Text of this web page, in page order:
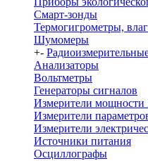
Смарт-зонды
Термогигрометры,
Шумомеры
+-
Анализаторы
Вольтметры
Генераторы сигналов
Измерители
Измерители
Измерители
Источники питания
Осциллографы